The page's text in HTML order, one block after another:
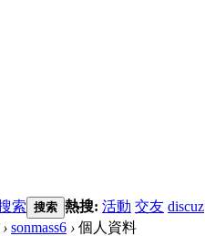
索 搜索 熱搜: 活動 交友 discuz
› sonmass6 › 個人資料